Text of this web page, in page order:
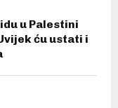
u Palestini
ću ustati i